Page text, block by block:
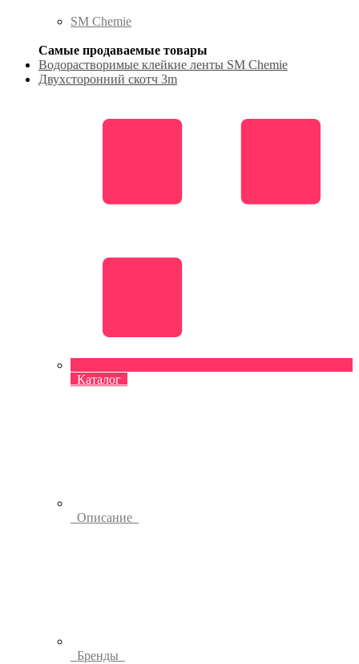
SM Chemie
Самые продаваемые товары
Водорастворимые клейкие ленты SM Chemie
Двухсторонний скотч 3m
Каталог
Описание
Бренды